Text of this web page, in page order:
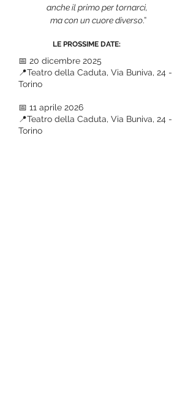
anche il primo per tornarci,
ma con un cuore diverso.”
LE PROSSIME DATE:
📅 20 dicembre 2025
📍Teatro della Caduta, Via Buniva, 24 -
Torino
📅 11 aprile 2026
📍Teatro della Caduta, Via Buniva, 24 -
Torino